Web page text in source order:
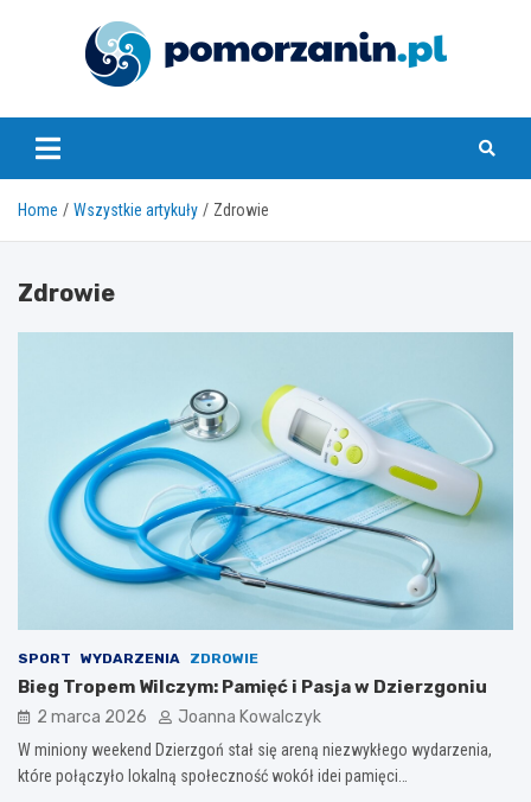
pomorzanin.pl
Home Wszystkie artykuły Zdrowie
Zdrowie
SPORT WYDARZENIA ZDROWIE
Bieg Tropem Wilczym: Pamięć i Pasja w Dzierzgoniu
2 marca 2026 Joanna Kowalczyk
W miniony weekend Dzierzgoń stał się areną niezwykłego wydarzenia,
które połączyło lokalną społeczność wokół idei pamięci…